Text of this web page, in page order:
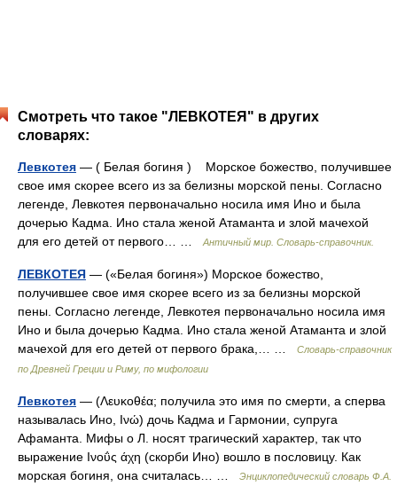
Смотреть что такое "ЛЕВКОТЕЯ" в других
словарях:
Левкотея — ( Белая богиня ) Морское божество, получившее
свое имя скорее всего из за белизны морской пены. Согласно
легенде, Левкотея первоначально носила имя Ино и была
дочерью Кадма. Ино стала женой Атаманта и злой мачехой
для его детей от первого… …
Античный мир. Словарь-справочник.
ЛЕВКОТЕЯ — («Белая богиня») Морское божество,
получившее свое имя скорее всего из за белизны морской
пены. Согласно легенде, Левкотея первоначально носила имя
Ино и была дочерью Кадма. Ино стала женой Атаманта и злой
мачехой для его детей от первого брака,… …
Cловарь-справочник
по Древней Греции и Риму, по мифологии
Левкотея — (Λευκοθέα; получила это имя по смерти, а сперва
называлась Ино, Ινώ) дочь Кадма и Гармонии, супруга
Афаманта. Мифы о Л. носят трагический характер, так что
выражение Іνοΰς άχη (скорби Ино) вошло в пословицу. Как
морская богиня, она считалась… …
Энциклопедический словарь Ф.А.